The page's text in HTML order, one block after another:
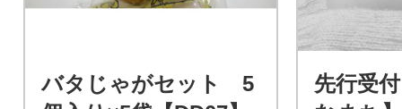
バタじゃがセット 5
先行受